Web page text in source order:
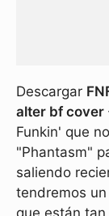
Descargar
alter bf cover
Funkin' que
"Phantasm"
saliendo
tendremos
que están